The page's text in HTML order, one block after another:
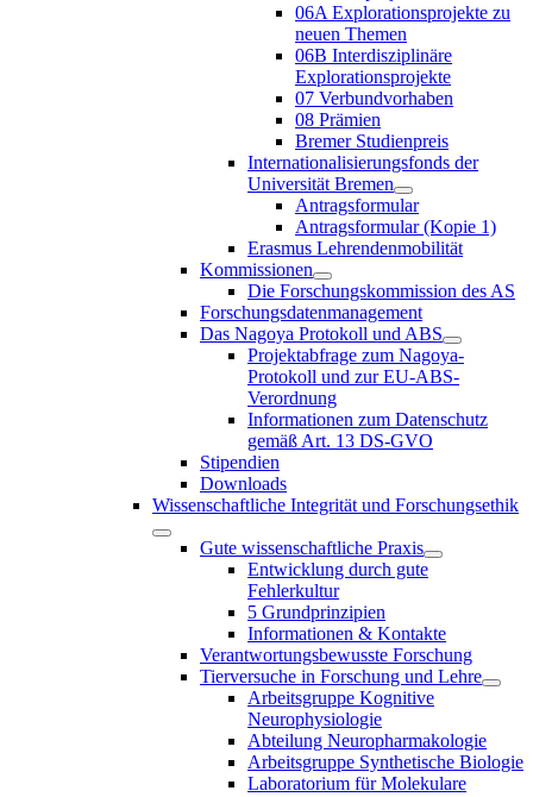
06A Explorationsprojekte zu
neuen Themen
06B Interdisziplinäre
Explorationsprojekte
07 Verbundvorhaben
08 Prämien
Bremer Studienpreis
Internationalisierungsfonds der
Universität Bremen
Antragsformular
Antragsformular (Kopie 1)
Erasmus Lehrendenmobilität
Kommissionen
Die Forschungskommission des AS
Forschungsdatenmanagement
Das Nagoya Protokoll und ABS
Projektabfrage zum Nagoya-
Protokoll und zur EU-ABS-
Verordnung
Informationen zum Datenschutz
gemäß Art. 13 DS-GVO
Stipendien
Downloads
Wissenschaftliche Integrität und Forschungsethik
Gute wissenschaftliche Praxis
Entwicklung durch gute
Fehlerkultur
5 Grundprinzipien
Informationen & Kontakte
Verantwortungsbewusste Forschung
Tierversuche in Forschung und Lehre
Arbeitsgruppe Kognitive
Neurophysiologie
Abteilung Neuropharmakologie
Arbeitsgruppe Synthetische Biologie
Laboratorium für Molekulare